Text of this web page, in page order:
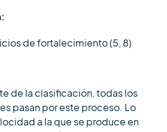
de fortalecimiento (5, 8)
de la clasificación, todas los
pasan por este proceso. Lo
a la que se produce en